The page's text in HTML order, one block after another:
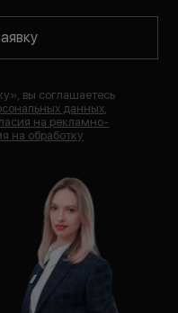
», вы соглашаетесь
данных
на рекламно-
на обработку